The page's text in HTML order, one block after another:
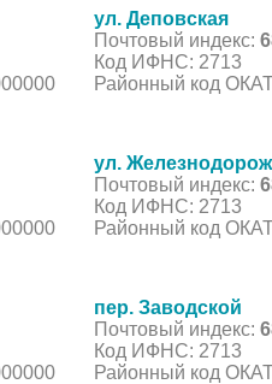
ул. Деповская
Почтовый индекс:
Код ИФНС: 2713
Районный код
ул.
Почтовый индекс:
Код ИФНС: 2713
Районный код
пер. Заводской
Почтовый индекс:
Код ИФНС: 2713
Районный код